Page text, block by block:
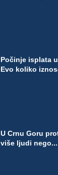
Počinje isplata
Evo koliko
U Crnu Goru
više ljudi nego...